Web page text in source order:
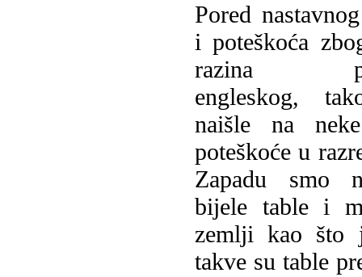
Pored
i poteškoća
razina
engleskog,
naišle na
poteškoće u
Zapadu smo
bijele table i
zemlji kao što
takve su table